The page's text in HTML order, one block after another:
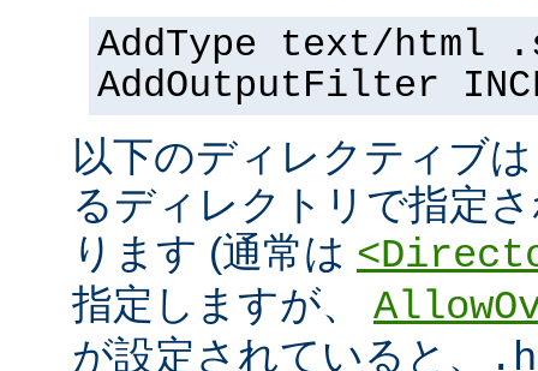
AddType text/html
AddOutputFilter
以下のディレクティブ
るディレクトリで指定
ります (通常は
指定しますが、
が設定されていると、